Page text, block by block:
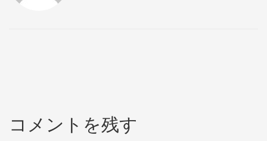
コメントを残す